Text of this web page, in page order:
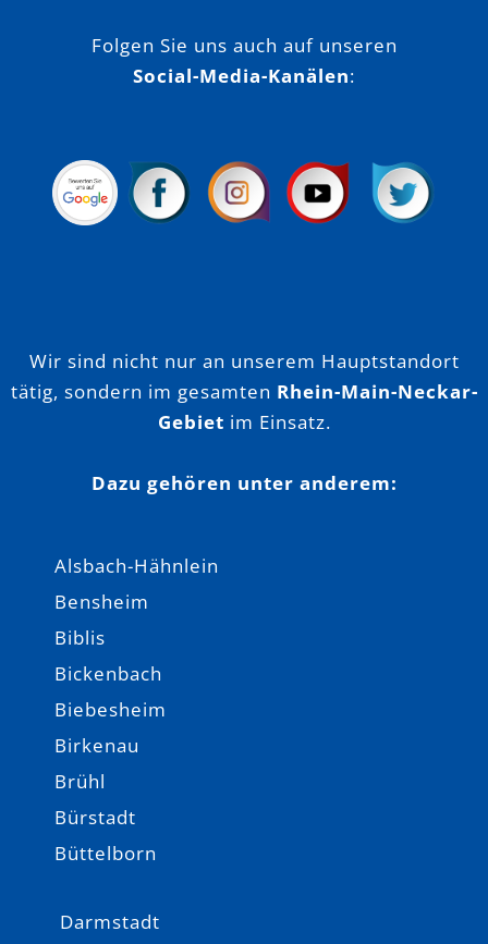
Folgen Sie uns auch auf unseren
Social-Media-Kanälen:
Wir sind nicht nur an unserem Hauptstandort
tätig, sondern im gesamten Rhein-Main-Neckar-
Gebiet im Einsatz.
Dazu gehören unter anderem:
Alsbach-Hähnlein
Bensheim
Biblis
Bickenbach
Biebesheim
Birkenau
Brühl
Bürstadt
Büttelborn
Darmstadt